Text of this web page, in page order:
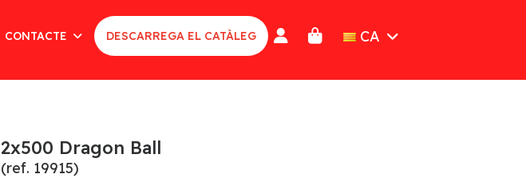
CONTACTE DESCARREGA EL CATÀLEG CA
2x500 Dragon Ball
(ref. 19915)